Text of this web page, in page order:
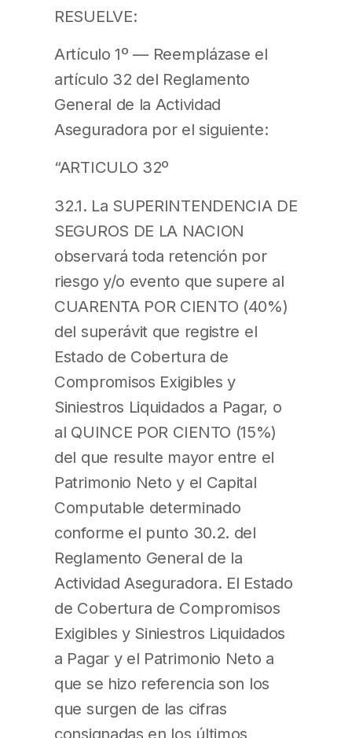
RESUELVE:
Artículo 1º — Reemplázase el
artículo 32 del Reglamento
General de la Actividad
Aseguradora por el siguiente:
“ARTICULO 32º
32.1. La SUPERINTENDENCIA DE
SEGUROS DE LA NACION
observará toda retención por
riesgo y/o evento que supere al
CUARENTA POR CIENTO (40%)
del superávit que registre el
Estado de Cobertura de
Compromisos Exigibles y
Siniestros Liquidados a Pagar, o
al QUINCE POR CIENTO (15%)
del que resulte mayor entre el
Patrimonio Neto y el Capital
Computable determinado
conforme el punto 30.2. del
Reglamento General de la
Actividad Aseguradora. El Estado
de Cobertura de Compromisos
Exigibles y Siniestros Liquidados
a Pagar y el Patrimonio Neto a
que se hizo referencia son los
que surgen de las cifras
consignadas en los últimos